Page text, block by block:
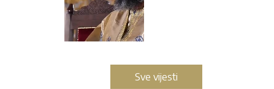
Sve vijesti